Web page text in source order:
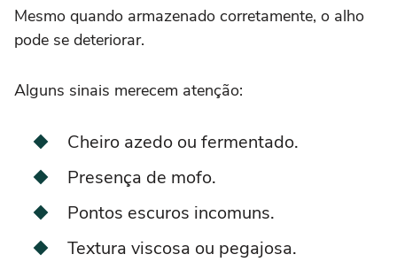
Mesmo quando armazenado corretamente, o alho
pode se deteriorar.
Alguns sinais merecem atenção:
Cheiro azedo ou fermentado.
Presença de mofo.
Pontos escuros incomuns.
Textura viscosa ou pegajosa.